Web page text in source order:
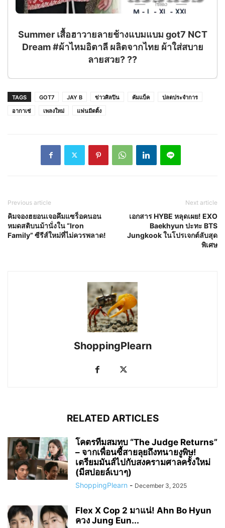
Summer เสื้อฮาวายลายช้างแบมแบม got7 NCT
Dream #ผ้าไหมอิตาลี ผลิตจากไทย ผ้าใส่สบาย
ลายสวย? ??
TAGS GOT7 JAY B ข่าวศิลปิน คัมแบ็ค
ปลดประจำการ
อากาเซ่
เพลงใหม่ แฟนมีตติ้ง
Previous article
คิมจองฮยอนเจอคึมแซร็อคนอน
หมดสติบนม้านั่งใน “Iron
Family” ซีรีส์ใหม่ที่ไม่ควรพลาด!
Next article
เอกสาร HYBE หลุดเผย! EXO
Baekhyun ปะทะ BTS
Jungkook ในโปรเจกต์ลับสุด
พิเศษ
ShoppingPlearn
RELATED ARTICLES
โคตรทีมสมทบ “The Judge Returns”
– จากเพื่อนซี้สายลุยถึงทนายงูพิษ!
เตรียมมันส์ไปกับสงครามศาลครั้งใหม่
(มีสปอยล์เบาๆ)
ShoppingPlearn - December 3, 2025
Flex X Cop 2 มาแน่! Ahn Bo Hyun
ควง Jung Eun...